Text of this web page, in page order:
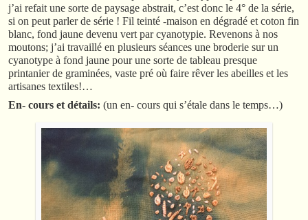
j’ai refait une sorte de paysage abstrait, c’est donc le 4° de la série,
si on peut parler de série ! Fil teinté -maison en dégradé et coton fin
blanc, fond jaune devenu vert par cyanotypie. Revenons à nos
moutons; j’ai travaillé en plusieurs séances une broderie sur un
cyanotype à fond jaune pour une sorte de tableau presque
printanier de graminées, vaste pré où faire rêver les abeilles et les
artisanes textiles!…
En- cours et détails: (un en- cours qui s’étale dans le temps…)